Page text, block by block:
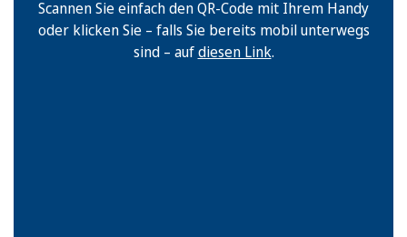
Scannen Sie einfach den QR-Code mit Ihrem Handy
oder klicken Sie – falls Sie bereits mobil unterwegs
sind – aufdiesen Link.